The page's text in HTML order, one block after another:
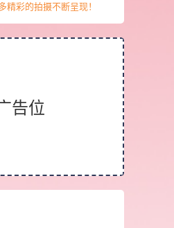
精彩的拍摄不断呈现！
告位